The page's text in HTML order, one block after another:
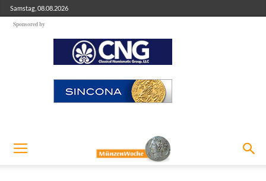
Samstag, 08.08.2026
Sponsored by